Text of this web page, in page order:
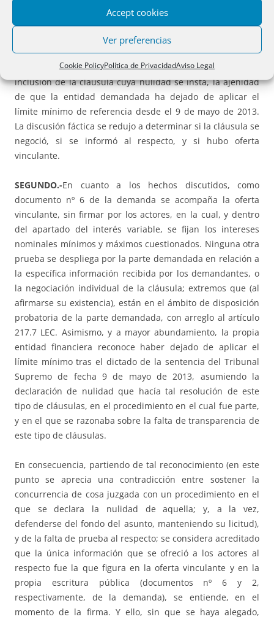
Accept cookies
Ver preferencias
Cookie PolicyPolítica de PrivacidadAviso Legal
En el trámite de delimitación del objeto de la prueba
verificado en la Audiencia Previa, las partes fijaron como
hechos no controvertidos: la realidad del contrato
(aportado como documento nº 2 de la demanda), la
inclusión de la cláusula cuya nulidad se insta, la ajenidad
de que la entidad demandada ha dejado de aplicar el
límite mínimo de referencia desde el 9 de mayo de 2013.
La discusión fáctica se redujo a determinar si la cláusula se
negoció, si se informó al respecto, y si hubo oferta
vinculante.
SEGUNDO.-En cuanto a los hechos discutidos, como
documento nº 6 de la demanda se acompaña la oferta
vinculante, sin firmar por los actores, en la cual, y dentro
del apartado del interés variable, se fijan los intereses
nominales mínimos y máximos cuestionados. Ninguna otra
prueba se despliega por la parte demandada en relación a
la específica información recibida por los demandantes, o
la negociación individual de la cláusula; extremos que (al
afirmarse su existencia), están en el ámbito de disposición
probatoria de la parte demandada, con arreglo al artículo
217.7 LEC. Asimismo, y a mayor abundamiento, la propia
entidad financiera reconoce haber dejado de aplicar el
límite mínimo tras el dictado de la sentencia del Tribunal
Supremo de fecha 9 de mayo de 2013, asumiendo la
declaración de nulidad que hacía tal resolución de este
tipo de cláusulas, en el procedimiento en el cual fue parte,
y en el que se razonaba sobre la falta de transparencia de
este tipo de cláusulas.
En consecuencia, partiendo de tal reconocimiento (en este
punto se aprecia una contradicción entre sostener la
concurrencia de cosa juzgada con un procedimiento en el
que se declara la nulidad de aquella; y, a la vez,
defenderse del fondo del asunto, manteniendo su licitud),
y de la falta de prueba al respecto; se considera acreditado
que la única información que se ofreció a los actores al
respecto fue la que figura en la oferta vinculante y en la
propia escritura pública (documentos nº 6 y 2,
respectivamente, de la demanda), se entiende, en el
momento de la firma. Y ello, sin que se haya alegado,